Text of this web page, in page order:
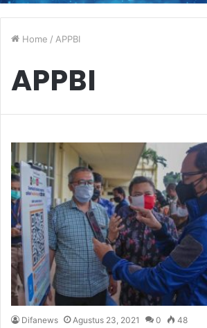
Home / APPBI
APPBI
Difanews Agustus 23, 2021 0 48